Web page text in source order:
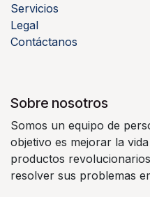
Servicios
Legal
Contáctanos
Sobre nosotros
Somos un equipo de
objetivo es mejorar la
productos
resolver sus problemas